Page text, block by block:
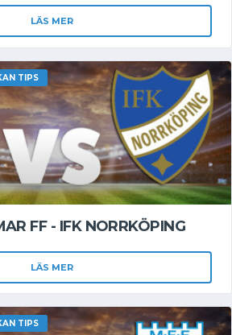
LÄS MER
TIPS
FF - IFK NORRKÖPING
LÄS MER
TIPS